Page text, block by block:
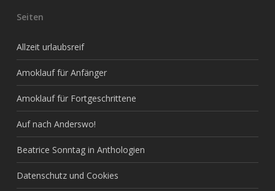
Seiten
Allzeit urlaubsreif
Amoklauf für Anfänger
Amoklauf für Fortgeschrittene
Auf nach Anderswo!
Beatrice Sonntag in Anthologien
Datenschutz und Cookies